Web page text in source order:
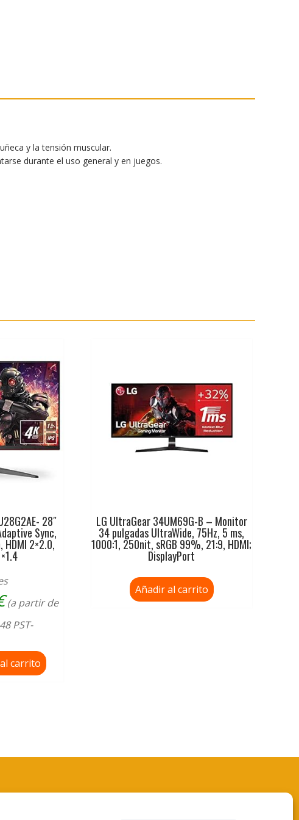
y la tensión muscular.
durante el uso general y en juegos.
28″
Sync,
2×2.0,
(a partir de
PST-
carrito
LG UltraGear 34UM69G-B – Monitor
34 pulgadas UltraWide, 75Hz, 5 ms,
1000:1, 250nit, sRGB 99%, 21:9, HDMI;
DisplayPort
Añadir al carrito